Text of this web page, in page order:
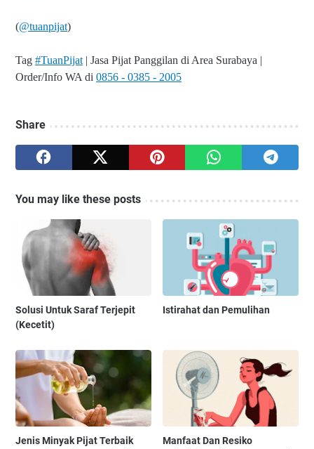
(@tuanpijat)
Tag #TuanPijat | Jasa Pijat Panggilan di Area Surabaya |
Order/Info WA di 0856 - 0385 - 2005
Share
You may like these posts
Solusi Untuk Saraf Terjepit
(Kecetit)
Istirahat dan Pemulihan
Jenis Minyak Pijat Terbaik
Manfaat Dan Resiko